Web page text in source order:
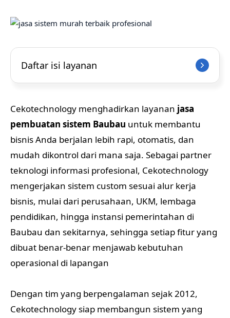
Daftar isi layanan
Cekotechnology menghadirkan layanan jasa
pembuatan sistem Baubau untuk membantu
bisnis Anda berjalan lebih rapi, otomatis, dan
mudah dikontrol dari mana saja. Sebagai partner
teknologi informasi profesional, Cekotechnology
mengerjakan sistem custom sesuai alur kerja
bisnis, mulai dari perusahaan, UKM, lembaga
pendidikan, hingga instansi pemerintahan di
Baubau dan sekitarnya, sehingga setiap fitur yang
dibuat benar-benar menjawab kebutuhan
operasional di lapangan
Dengan tim yang berpengalaman sejak 2012,
Cekotechnology siap membangun sistem yang